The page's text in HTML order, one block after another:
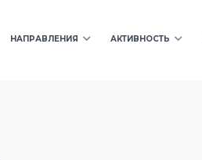
НАПРАВЛЕНИЯ АКТИВНОСТЬ